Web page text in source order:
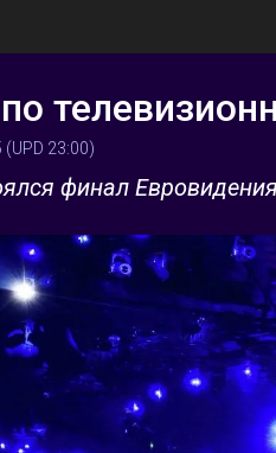
по
(UPD 23:00)
финал